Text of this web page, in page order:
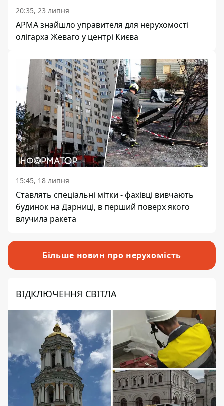
20:35, 23 липня
АРМА знайшло управителя для нерухомості
олігарха Жеваго у центрі Києва
15:45, 18 липня
Ставлять спеціальні мітки - фахівці вивчають
будинок на Дарниці, в перший поверх якого
влучила ракета
Більше новин про нерухомість
ВІДКЛЮЧЕННЯ СВІТЛА